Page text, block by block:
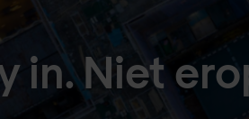
in. Niet